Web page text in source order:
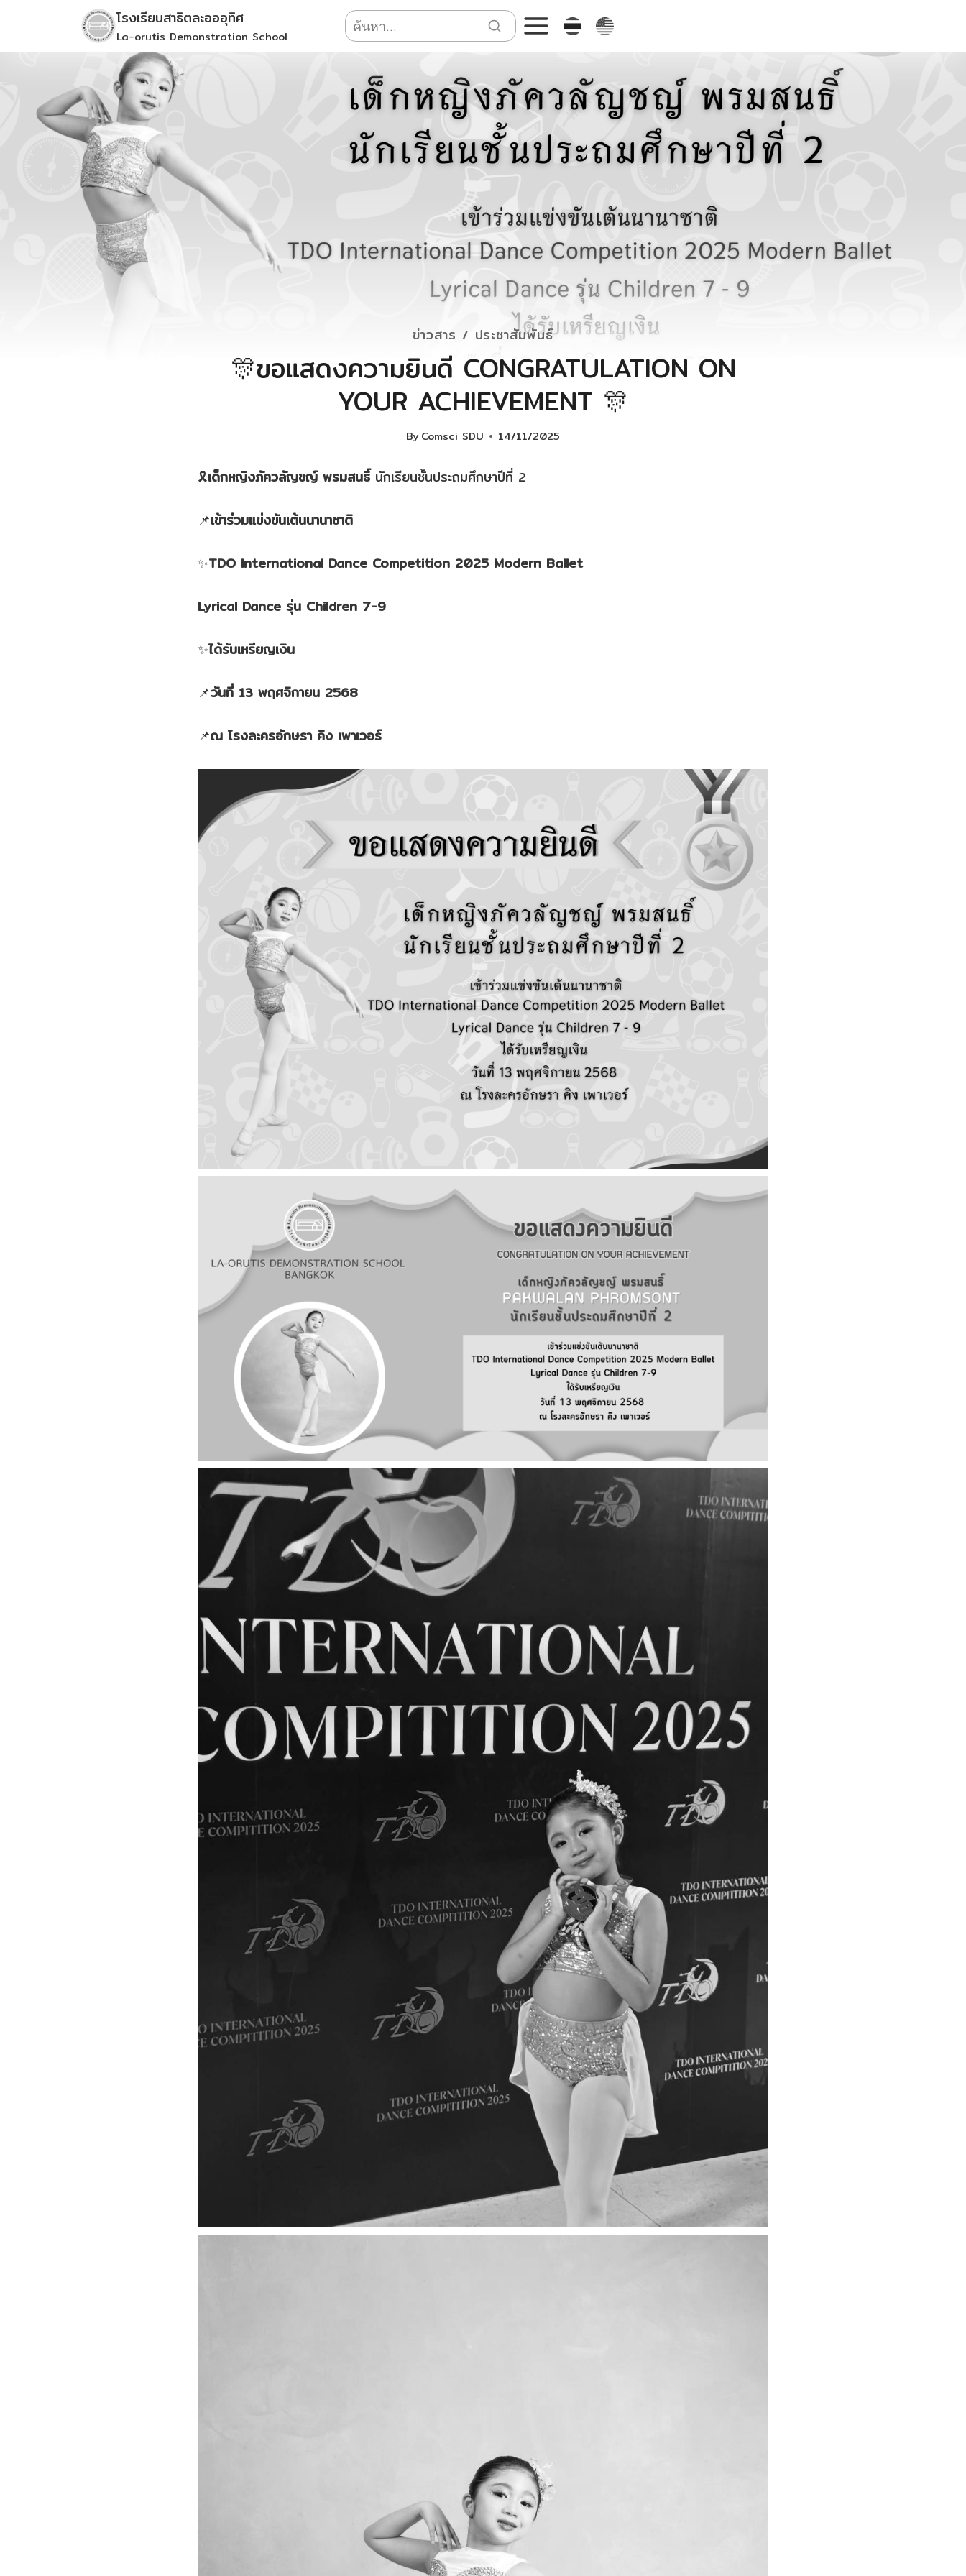
content
โรงเรียนสาธิตละอออุทิศ
La-orutis Demonstration School
ข่าวสาร / ประชาสัมพันธ์
🎊ขอแสดงความยินดี CONGRATULATION ON
YOUR ACHIEVEMENT 🎊
ByComsci SDU 14/11/2025
🎗เด็กหญิงภัควลัญชญ์ พรมสนธิ์ นักเรียนชั้นประถมศึกษาปีที่ 2
📌เข้าร่วมแข่งขันเต้นนานาชาติ
✨TDO International Dance Competition 2025 Modern Ballet
Lyrical Dance รุ่น Children 7-9
✨ได้รับเหรียญเงิน
📌วันที่ 13 พฤศจิกายน 2568
📌ณ โรงละครอักษรา คิง เพาเวอร์